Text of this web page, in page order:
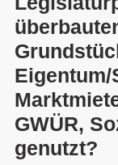
GWÜR,
genutzt?